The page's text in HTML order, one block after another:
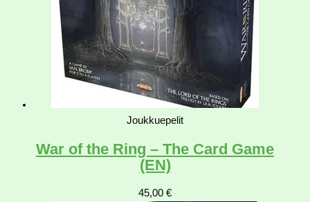
Joukkuepelit
War of the Ring – The Card Game
(EN)
45,00 €